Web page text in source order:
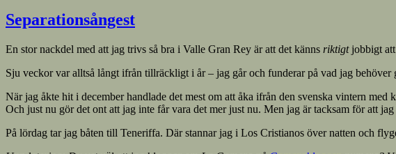
Separationsångest
En stor nackdel med att jag trivs så bra i Valle Gran Rey är att det känns riktigtjobbigt att
Sju veckor var alltså långt ifrån tillräckligt i år – jag går och funderar på vad jag
När jag åkte hit i december handlade det mest om att åka ifrån den svenska vintern
Och just nu gör det ont att jag inte får vara det mer just nu. Men jag är tacksam för att
På lördag tar jag båten till Teneriffa. Där stannar jag i Los Cristianos över natten och